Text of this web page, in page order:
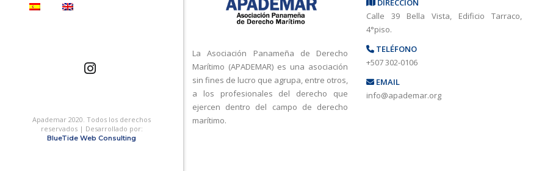
Apademar 2020. Todos los derechos
reservados | Desarrollado por:
BlueTide Web Consulting
La Asociación Panameña de Derecho
Marítimo (APADEMAR) es una asociación
sin fines de lucro que agrupa, entre otros,
a los profesionales del derecho que
ejercen dentro del campo de derecho
marítimo.
DIRECCIÓN
Calle 39 Bella Vista, Edificio Tarraco,
4°piso.
TELÉFONO
+507 302-0106
EMAIL
info@apademar.org